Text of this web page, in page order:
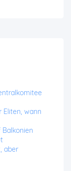
Eliten, wann
aber